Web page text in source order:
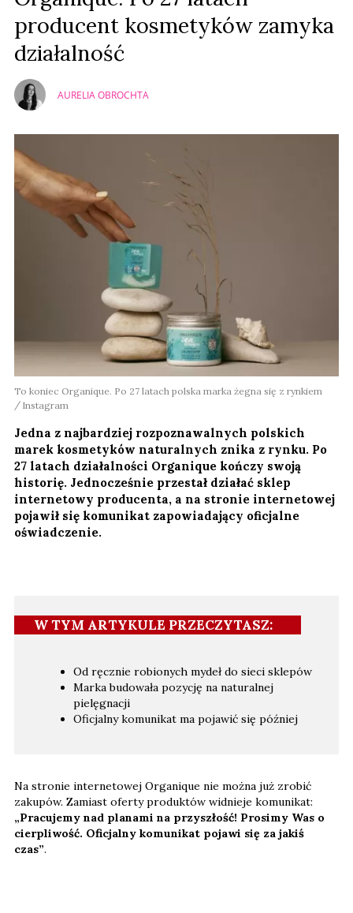
producent kosmetyków zamyka
działalność
AURELIA OBROCHTA
To koniec Organique. Po 27 latach polska marka żegna się z rynkiem
Instagram
Jedna z najbardziej rozpoznawalnych polskich
marek kosmetyków naturalnych znika z rynku. Po
27 latach działalności Organique kończy swoją
historię. Jednocześnie przestał działać sklep
internetowy producenta, a na stronie internetowej
pojawił się komunikat zapowiadający oficjalne
oświadczenie.
W TYM ARTYKULE PRZECZYTASZ:
Od ręcznie robionych mydeł do sieci sklepów
Marka budowała pozycję na naturalnej
pielęgnacji
Oficjalny komunikat ma pojawić się później
Na stronie internetowej Organique nie można już zrobić
zakupów. Zamiast oferty produktów widnieje komunikat:
„Pracujemy nad planami na przyszłość! Prosimy Was o
cierpliwość. Oficjalny komunikat pojawi się za jakiś
czas”.